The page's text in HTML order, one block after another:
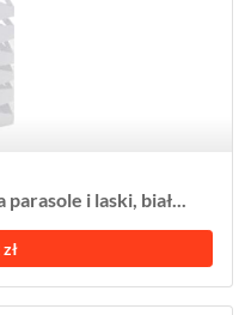
i laski, biał...